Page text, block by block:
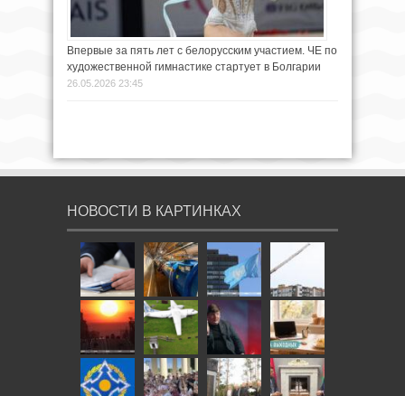
Впервые за пять лет с белорусским участием. ЧЕ по
художественной гимнастике стартует в Болгарии
26.05.2026 23:45
НОВОСТИ В КАРТИНКАХ